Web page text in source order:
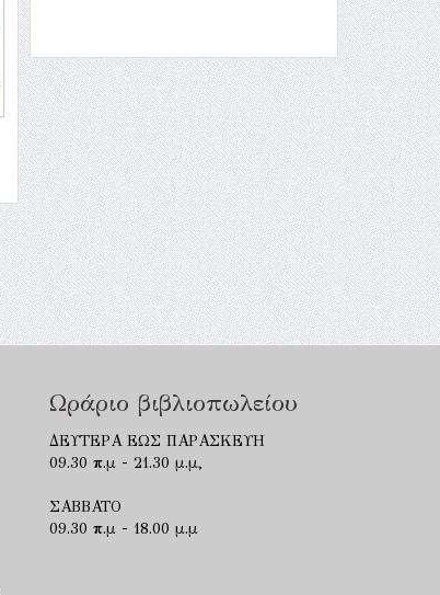
Ωράριο βιβλιοπωλείου
ΔΕΥΤΕΡΑ ΕΩΣ ΠΑΡΑΣΚΕΥΗ
09.30 π.μ - 21.30 μ.μ,
ΣΑΒΒΑΤΟ
09.30 π.μ - 18.00 μ.μ